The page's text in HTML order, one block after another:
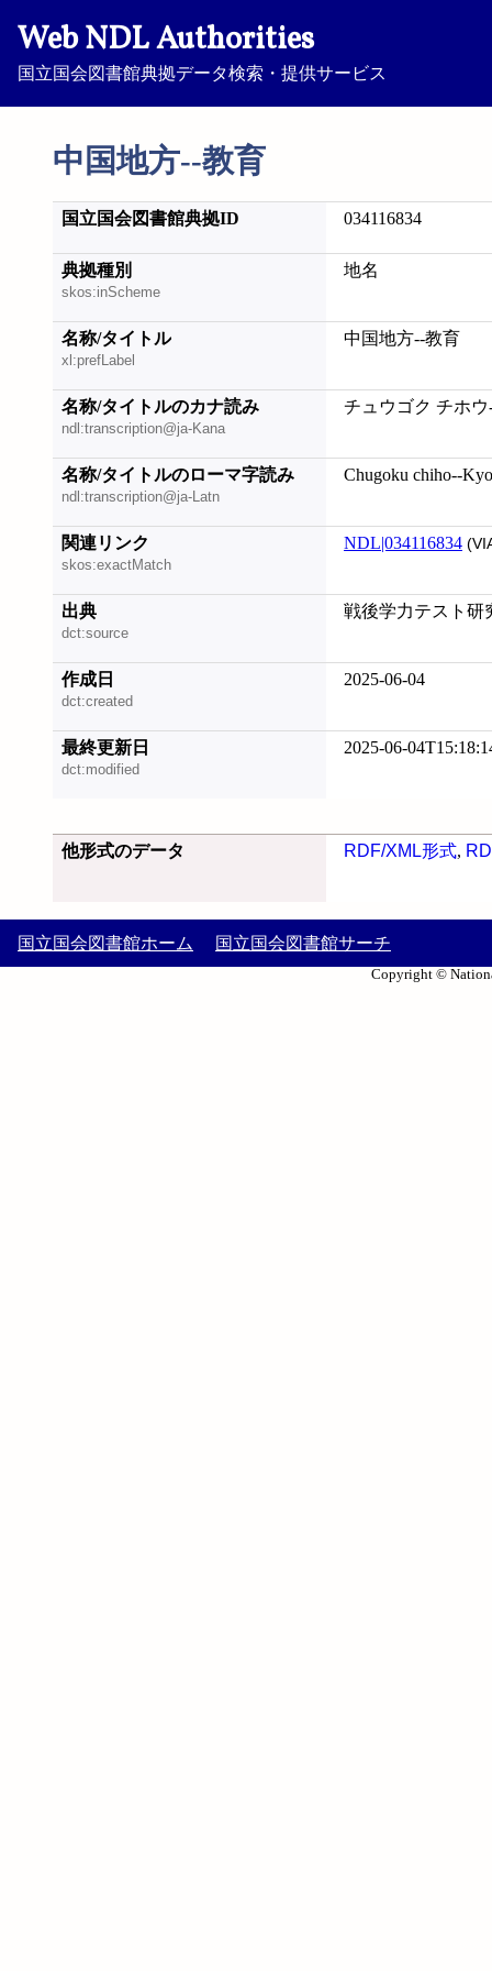
Web NDL Authorities
国立国会図書館典拠データ検索・提供サービス
中国地方--教育
国立国会図書館典拠ID 034116834
典拠種別
skos:inScheme
地名
名称/タイトル
xl:prefLabel
中国地方--教育
名称/タイトルのカナ読み
ndl:transcription@ja-Kana
チュウゴク チホ
名称/タイトルのローマ字読み
ndl:transcription@ja-Latn
Chugoku chiho--
関連リンク
skos:exactMatch
NDL|034116834
出典
dct:source
戦後学力テスト研
作成日
dct:created
2025-06-04
最終更新日
dct:modified
2025-06-
他形式のデータ RDF/XML形式,
国立国会図書館ホーム 国立国会図書館サーチ
Copyright ©